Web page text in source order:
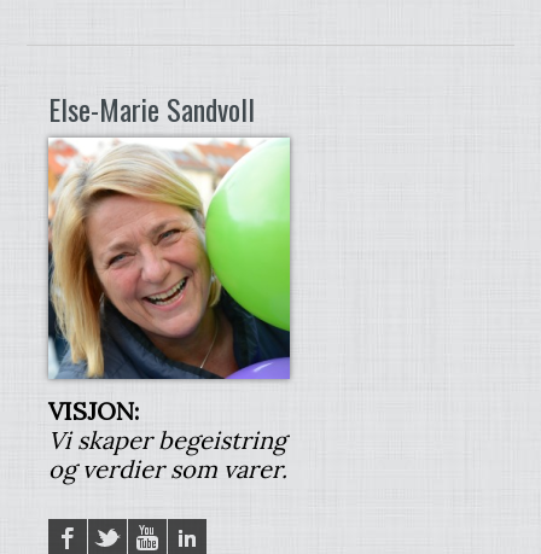
Else-Marie Sandvoll
VISJON:
Vi skaper begeistring
og verdier som varer.
FacebookTwitter YouTube